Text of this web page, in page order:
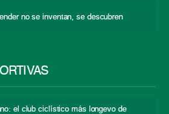
no se inventan, se descubren
el club ciclístico más longevo de